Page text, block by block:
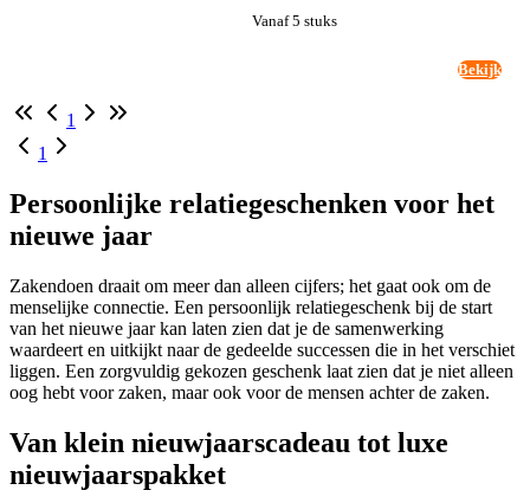
Vanaf 5 stuks
Bekijk
1
1
Persoonlijke relatiegeschenken voor het
nieuwe jaar
Zakendoen draait om meer dan alleen cijfers; het gaat ook om de
menselijke connectie. Een persoonlijk relatiegeschenk bij de start
van het nieuwe jaar kan laten zien dat je de samenwerking
waardeert en uitkijkt naar de gedeelde successen die in het verschiet
liggen. Een zorgvuldig gekozen geschenk laat zien dat je niet alleen
oog hebt voor zaken, maar ook voor de mensen achter de zaken.
Van klein nieuwjaarscadeau tot luxe
nieuwjaarspakket